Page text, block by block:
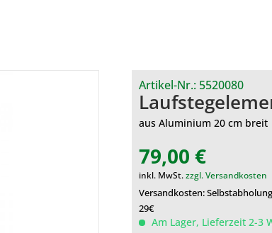
Artikel-Nr.: 5520080
aus Aluminium 20 cm breit
79,00 €
inkl. MwSt.zzgl. Versandkosten
Versandkosten:
29€
Am Lager, Lieferzeit 2-3